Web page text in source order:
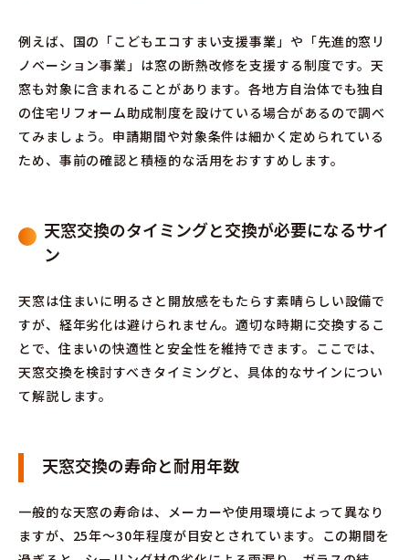
例えば、国の「こどもエコすまい支援事業」や「先進的窓リ
ノベーション事業」は窓の断熱改修を支援する制度です。天
窓も対象に含まれることがあります。各地方自治体でも独自
の住宅リフォーム助成制度を設けている場合があるので調べ
てみましょう。申請期間や対象条件は細かく定められている
ため、事前の確認と積極的な活用をおすすめします。
天窓交換のタイミングと交換が必要になるサイ
ン
天窓は住まいに明るさと開放感をもたらす素晴らしい設備で
すが、経年劣化は避けられません。適切な時期に交換するこ
とで、住まいの快適性と安全性を維持できます。ここでは、
天窓交換を検討すべきタイミングと、具体的なサインについ
て解説します。
天窓交換の寿命と耐用年数
一般的な天窓の寿命は、メーカーや使用環境によって異なり
ますが、25年〜30年程度が目安とされています。この期間を